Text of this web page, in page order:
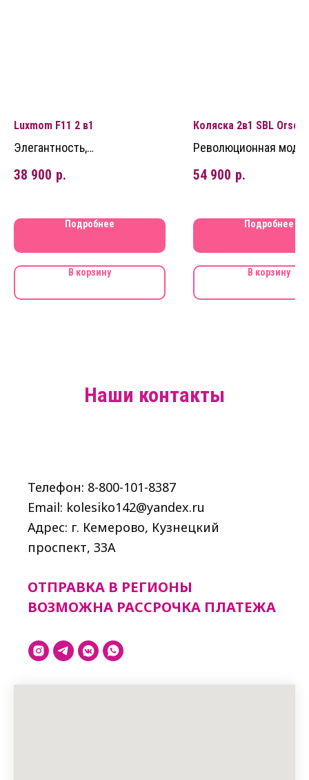
Luxmоm F11 2 в1
Элегантность,
функциональность и
безопасность
38 900 р.
Подробнее
В корзину
Коляска 2в1 SBL Orso
Революционная
которая превращает
прогулку и
54 900 р.
Подробнее
В корзину
Наши контакты
Телефон: 8-800-101-8387
Email: kolesiko142@yandex.ru
Адрес: г. Кемерово, Кузнецкий
проспект, 33A
ОТПРАВКА В РЕГИОНЫ
ВОЗМОЖНА РАССРОЧКА ПЛАТЕЖА